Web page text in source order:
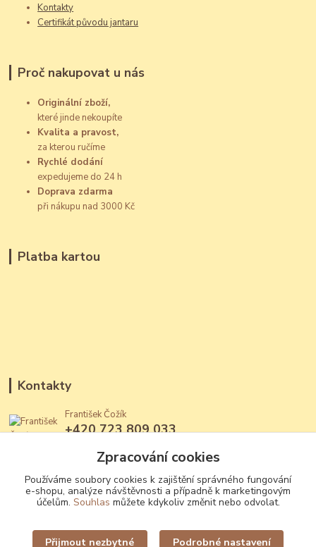
Kontakty
Certifikát původu jantaru
Proč nakupovat u nás
Originální zboží,
které jinde nekoupíte
Kvalita a pravost,
za kterou ručíme
Rychlé dodání
expedujeme do 24 h
Doprava zdarma
při nákupu nad 3000 Kč
Platba kartou
Kontakty
František Čožík
+420 723 809 033
Zpracování cookies
Používáme soubory cookies k zajištění správného fungování
e-shopu, analýze návštěvnosti a případně k marketingovým
účelům. Souhlas můžete kdykoliv změnit nebo odvolat.
Přijmout nezbytné Podrobné nastavení